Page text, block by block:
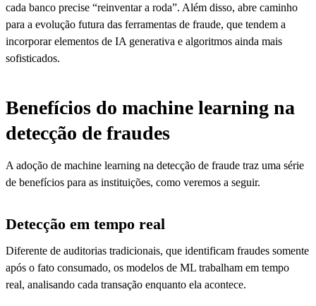
cada banco precise “reinventar a roda”. Além disso, abre caminho
para a evolução futura das ferramentas de fraude, que tendem a
incorporar elementos de IA generativa e algoritmos ainda mais
sofisticados.
Benefícios do machine learning na
detecção de fraudes
A adoção de machine learning na detecção de fraude traz uma série
de benefícios para as instituições, como veremos a seguir.
Detecção em tempo real
Diferente de auditorias tradicionais, que identificam fraudes somente
após o fato consumado, os modelos de ML trabalham em tempo
real, analisando cada transação enquanto ela acontece.